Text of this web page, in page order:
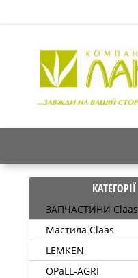
КАТЕГОРІЇ
ЗАПЧАСТИНИ Claas
Мастила Claas
LEMKEN
OPaLL-AGRI